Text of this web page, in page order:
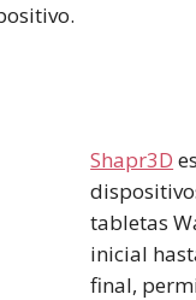
Shapr3D
tabletas
inicial
final,